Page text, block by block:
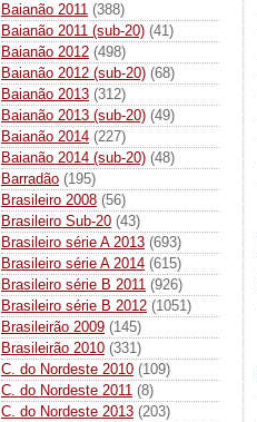
Baianão 2011 (388)
Baianão 2011 (sub-20) (41)
Baianão 2012 (498)
Baianão 2012 (sub-20) (68)
Baianão 2013 (312)
Baianão 2013 (sub-20) (49)
Baianão 2014 (227)
Baianão 2014 (sub-20) (48)
Barradão (195)
Brasileiro 2008 (56)
Brasileiro Sub-20 (43)
Brasileiro série A 2013 (693)
Brasileiro série A 2014 (615)
Brasileiro série B 2011 (926)
Brasileiro série B 2012 (1051)
Brasileirão 2009 (145)
Brasileirão 2010 (331)
C. do Nordeste 2010 (109)
C. do Nordeste 2011 (8)
C. do Nordeste 2013 (203)